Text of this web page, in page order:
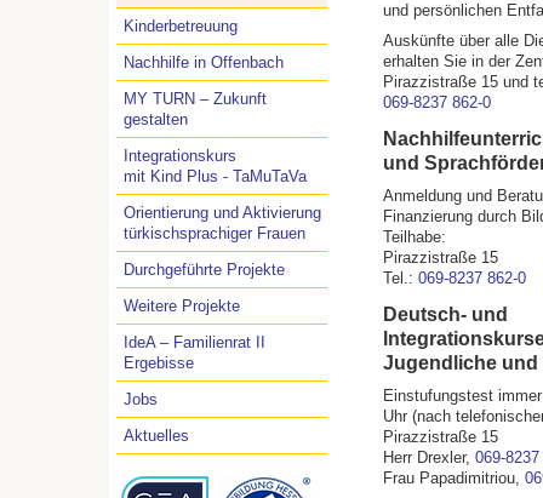
Kinderbetreuung
Nachhilfe in Offenbach
MY TURN – Zukunft
gestalten
Integrationskurs
mit Kind Plus - TaMuTaVa
Orientierung und Aktivierung
türkischsprachiger Frauen
Durchgeführte Projekte
Weitere Projekte
IdeA – Familienrat II
Ergebisse
Jobs
Aktuelles
und persönlichen
Auskünfte über alle
erhalten Sie in der
Pirazzistraße 15 und
069-8237 862-0
und
Anmeldung und
Finanzierung durch
Teilhabe:
Pirazzistraße 15
Tel.: 069-8237 862-0
Deutsch- und
Jugendliche und
Einstufungstest
Uhr (nach
Pirazzistraße 15
Herr Drexler, 069-
Frau Papadimitriou,